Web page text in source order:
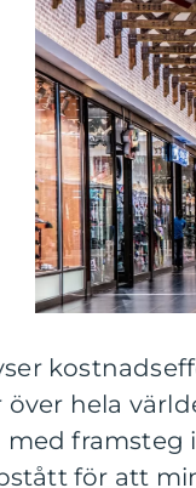
hela
med
för att